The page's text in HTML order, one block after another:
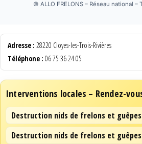
© ALLO FRELONS – Réseau national
Adresse : 28220 Cloyes-les-Trois-Rivières
Téléphone : 06 75 36 24 05
Interventions locales – Rendez-
Destruction nids de frelons et
Destruction nids de frelons et